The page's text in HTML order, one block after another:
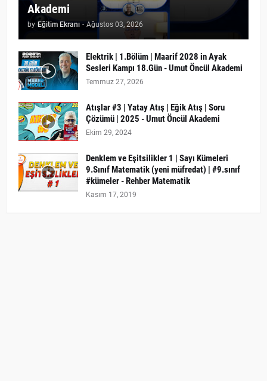
Akademi
by Eğitim Ekranı - Ağustos 03, 2026
Elektrik | 1.Bölüm | Maarif 2028 in Ayak
Sesleri Kampı 18.Gün - Umut Öncül Akademi
Temmuz 27, 2026
Atışlar #3 | Yatay Atış | Eğik Atış | Soru
Çözümü | 2025 - Umut Öncül Akademi
Ekim 29, 2024
Denklem ve Eşitsilikler 1 | Sayı Kümeleri
9.Sınıf Matematik (yeni müfredat) | #9.sınıf
#kümeler - Rehber Matematik
Kasım 17, 2019